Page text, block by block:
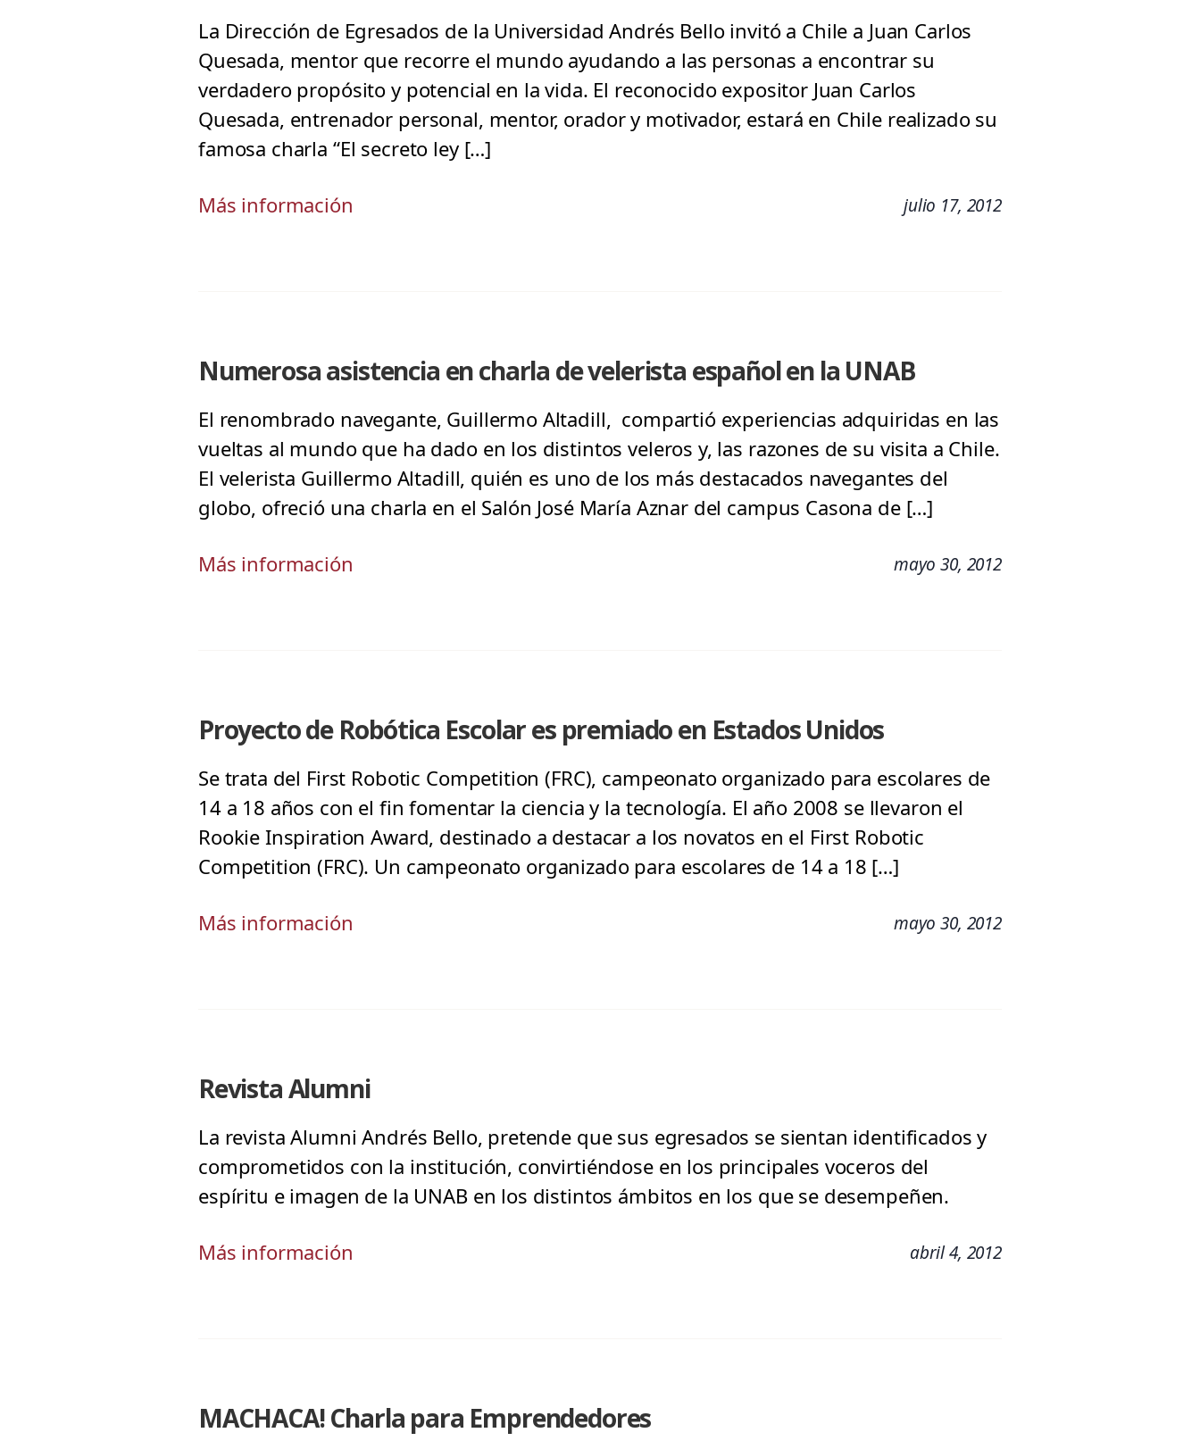
La Dirección de Egresados de la Universidad Andrés Bello invitó a Chile a Juan Carlos
Quesada, mentor que recorre el mundo ayudando a las personas a encontrar su
verdadero propósito y potencial en la vida. El reconocido expositor Juan Carlos
Quesada, entrenador personal, mentor, orador y motivador, estará en Chile realizado su
famosa charla “El secreto ley […]
Más información julio 17, 2012
Numerosa asistencia en charla de velerista español en la UNAB
El renombrado navegante, Guillermo Altadill, compartió experiencias adquiridas en las
vueltas al mundo que ha dado en los distintos veleros y, las razones de su visita a Chile.
El velerista Guillermo Altadill, quién es uno de los más destacados navegantes del
globo, ofreció una charla en el Salón José María Aznar del campus Casona de […]
Más información mayo 30, 2012
Proyecto de Robótica Escolar es premiado en Estados Unidos
Se trata del First Robotic Competition (FRC), campeonato organizado para escolares de
14 a 18 años con el fin fomentar la ciencia y la tecnología. El año 2008 se llevaron el
Rookie Inspiration Award, destinado a destacar a los novatos en el First Robotic
Competition (FRC). Un campeonato organizado para escolares de 14 a 18 […]
Más información mayo 30, 2012
Revista Alumni
La revista Alumni Andrés Bello, pretende que sus egresados se sientan identificados y
comprometidos con la institución, convirtiéndose en los principales voceros del
espíritu e imagen de la UNAB en los distintos ámbitos en los que se desempeñen.
Más información abril 4, 2012
MACHACA! Charla para Emprendedores